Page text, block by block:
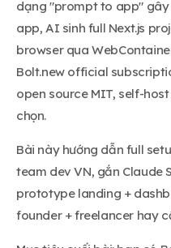
dạng "prompt to app" gây
app, AI sinh full Next.js
browser qua
Bolt.new official
open source MIT, self-
chọn.
Bài này hướng dẫn full
team dev VN, gắn Claude
prototype landing +
founder + freelancer hay